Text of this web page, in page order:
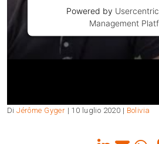
Powered by
Management
DiJérôme Gyger | 10 luglio 2020 | Bolivia